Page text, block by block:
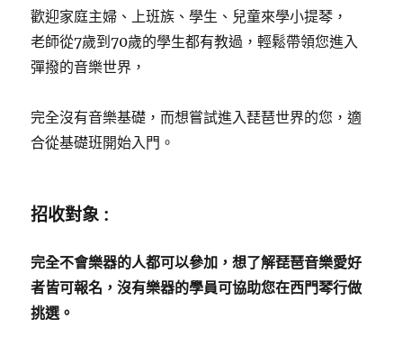
歡迎家庭主婦、上班族、學生、兒童來學小提琴，
老師從7歲到70歲的學生都有教過，輕鬆帶領您進入
彈撥的音樂世界，
完全沒有音樂基礎，而想嘗試進入琵琶世界的您，適
合從基礎班開始入門。
招收對象 :
完全不會樂器的人都可以參加，想了解琵琶音樂愛好
者皆可報名，沒有樂器的學員可協助您在西門琴行做
挑選。